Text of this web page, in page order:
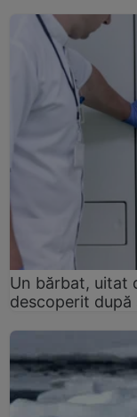
Un bărbat, uitat
descoperit după